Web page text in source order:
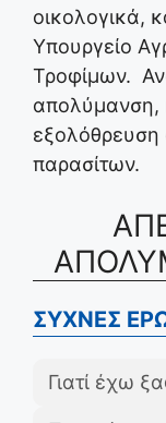
οικολογικά,
Υπουργείο
Τροφίμων.
απολύμανση,
παρασίτων.
ΣΥΧΝΕΣ
Γιατί έχω